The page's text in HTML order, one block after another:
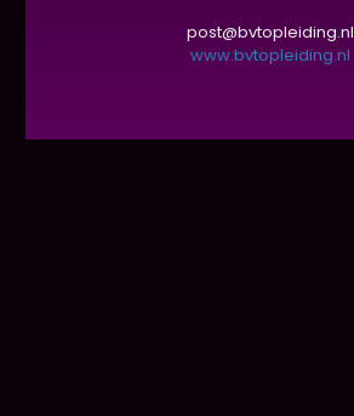
post@bvtopleiding.nl
www.bvtopleiding.nl